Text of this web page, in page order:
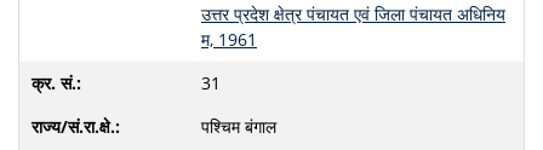
उत्तर प्रदेश क्षेत्र पंचायत एवं जिला पंचायत अधिनिय
म, 1961
31
पश्चिम बंगाल